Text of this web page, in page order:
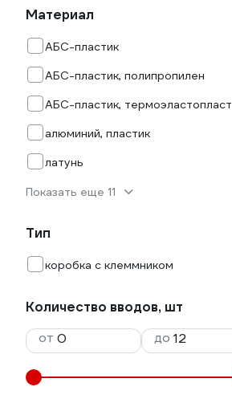
Материал
АБС-пластик
АБС-пластик, полипропилен
АБС-пластик, термоэластопласт
алюминий, пластик
латунь
Показать еще 11
Тип
коробка с клеммником
Количество вводов, шт
от
до